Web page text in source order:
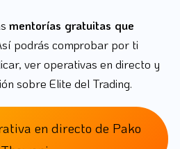
mentorías gratuitas que
podrás comprobar por ti
ver operativas en directo y
sobre Elite del Trading.
en directo de Pako